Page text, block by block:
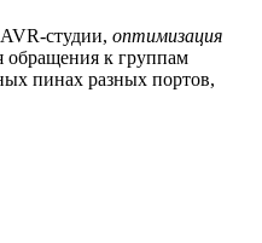
студии, оптимизация
обращения к группам
пинах разных портов,